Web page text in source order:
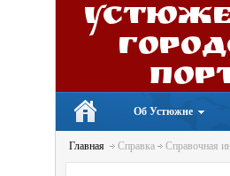
Об Устюжне
Главная Справка Справочная